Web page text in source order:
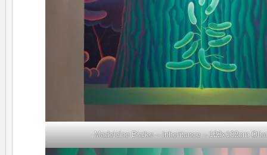
Madeleine Bialke – Inheritance – 122x102cm